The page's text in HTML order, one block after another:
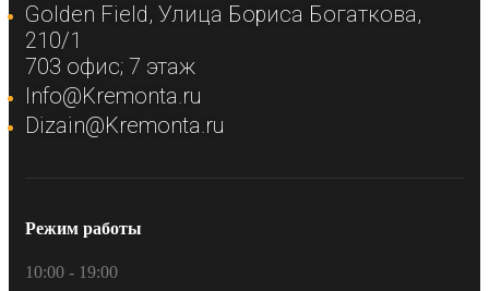
Golden Field​, Улица Бориса Богаткова,
210/1​
703 офис; 7 этаж​
Info@Kremonta.ru
Dizain@Kremonta.ru
Режим работы
10:00 - 19:00